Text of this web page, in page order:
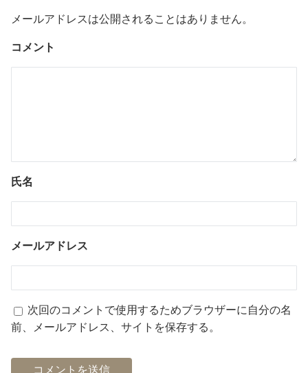
メールアドレスは公開されることはありません。
コメント
氏名
メールアドレス
次回のコメントで使用するためブラウザーに自分の名
前、メールアドレス、サイトを保存する。